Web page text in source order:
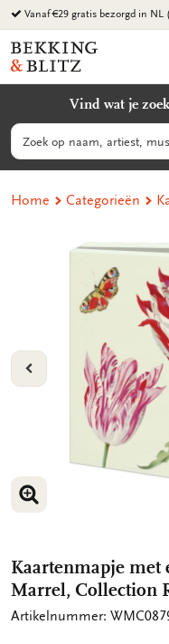
Ga
naar
content
Vanaf €29 gratis bezorgd in NL
Bekking
&
B.V.
Vind wat je
Zoeken
Home Categorieën
VORIGE
VERGROOT
VERGROOT
Kaartenmapje met
Marrel, Collection
Artikelnummer: